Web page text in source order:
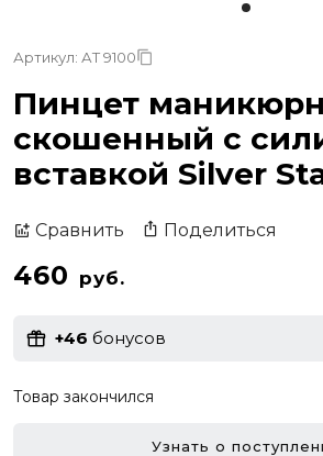
Артикул: АТ 9100
Пинцет
скошенный с
вставкой Silver
Сравнить Поделиться
460 руб.
+46 бонусов
Товар закончился
Узнать о